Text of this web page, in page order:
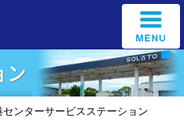
ン
センターサービスステーション